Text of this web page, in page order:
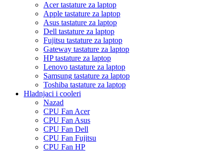
Acer tastature za laptop
Apple tastature za laptop
Asus tastature za laptop
Dell tastature za laptop
Fujitsu tastature za laptop
Gateway tastature za laptop
HP tastature za laptop
Lenovo tastature za laptop
Samsung tastature za laptop
Toshiba tastature za laptop
Hladnjaci i cooleri
Nazad
CPU Fan Acer
CPU Fan Asus
CPU Fan Dell
CPU Fan Fujitsu
CPU Fan HP